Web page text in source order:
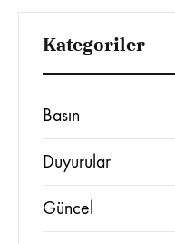
Kategoriler
Basın
Duyurular
Güncel